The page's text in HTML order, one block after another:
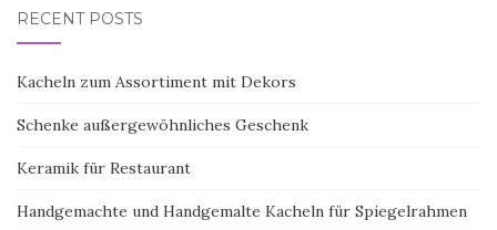
RECENT POSTS
Kacheln zum Assortiment mit Dekors
Schenke außergewöhnliches Geschenk
Keramik für Restaurant
Handgemachte und Handgemalte Kacheln für Spiegelrahmen